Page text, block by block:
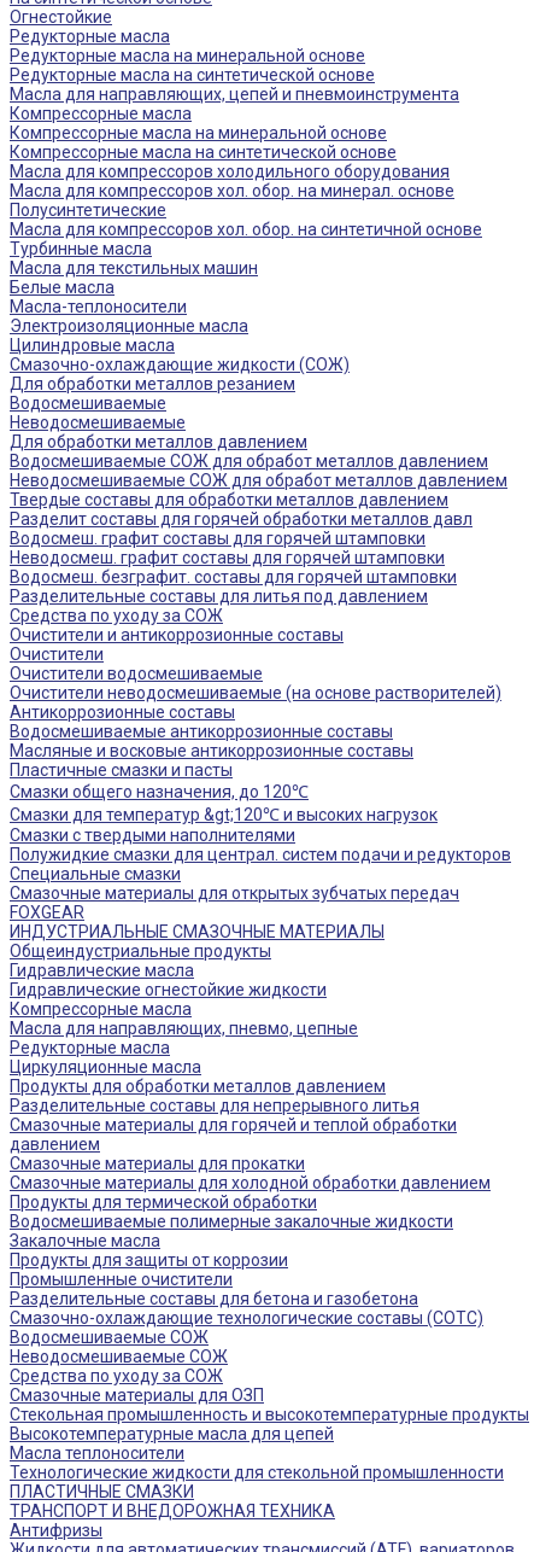
Огнестойкие
Редукторные масла
Редукторные масла на минеральной основе
Редукторные масла на синтетической основе
Масла для направляющих, цепей и пневмоинструмента
Компрессорные масла
Компрессорные масла на минеральной основе
Компрессорные масла на синтетической основе
Масла для компрессоров холодильного оборудования
Масла для компрессоров хол. обор. на минерал. основе
Полусинтетические
Масла для компрессоров хол. обор. на синтетичной основе
Турбинные масла
Масла для текстильных машин
Белые масла
Масла-теплоносители
Электроизоляционные масла
Цилиндровые масла
Смазочно-охлаждающие жидкости (СОЖ)
Для обработки металлов резанием
Водосмешиваемые
Неводосмешиваемые
Для обработки металлов давлением
Водосмешиваемые СОЖ для обработ металлов давлением
Неводосмешиваемые СОЖ для обработ металлов давлением
Твердые составы для обработки металлов давлением
Разделит составы для горячей обработки металлов давл
Водосмеш. графит составы для горячей штамповки
Неводосмеш. графит составы для горячей штамповки
Водосмеш. безграфит. составы для горячей штамповки
Разделительные составы для литья под давлением
Средства по уходу за СОЖ
Очистители и антикоррозионные составы
Очистители
Очистители водосмешиваемые
Очистители неводосмешиваемые (на основе растворителей)
Антикоррозионные составы
Водосмешиваемые антикоррозионные составы
Масляные и восковые антикоррозионные составы
Пластичные смазки и пасты
Смазки общего назначения, до 120℃
Смазки для температур &gt;120℃ и высоких нагрузок
Смазки с твердыми наполнителями
Полужидкие смазки для централ. систем подачи и редукторов
Специальные смазки
Смазочные материалы для открытых зубчатых передач
FOXGEAR
ИНДУСТРИАЛЬНЫЕ СМАЗОЧНЫЕ МАТЕРИАЛЫ
Общеиндустриальные продукты
Гидравлические масла
Гидравлические огнестойкие жидкости
Компрессорные масла
Масла для направляющих, пневмо, цепные
Редукторные масла
Циркуляционные масла
Продукты для обработки металлов давлением
Разделительные составы для непрерывного литья
Смазочные материалы для горячей и теплой обработки
давлением
Смазочные материалы для прокатки
Смазочные материалы для холодной обработки давлением
Продукты для термической обработки
Водосмешиваемые полимерные закалочные жидкости
Закалочные масла
Продукты для защиты от коррозии
Промышленные очистители
Разделительные составы для бетона и газобетона
Смазочно-охлаждающие технологические составы (СОТС)
Водосмешиваемые СОЖ
Неводосмешиваемые СОЖ
Средства по уходу за СОЖ
Смазочные материалы для ОЗП
Стекольная промышленность и высокотемпературные продукты
Высокотемпературные масла для цепей
Масла теплоносители
Технологические жидкости для стекольной промышленности
ПЛАСТИЧНЫЕ СМАЗКИ
ТРАНСПОРТ И ВНЕДОРОЖНАЯ ТЕХНИКА
Антифризы